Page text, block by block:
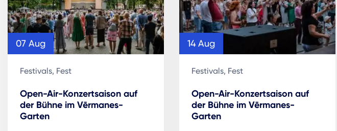
07 Aug
Festivals, Fest
Open-Air-Konzertsaison auf
der Bühne im Vērmanes-
Garten
14 Aug
Festivals, Fest
Open-Air-Konzertsaison auf
der Bühne im Vērmanes-
Garten